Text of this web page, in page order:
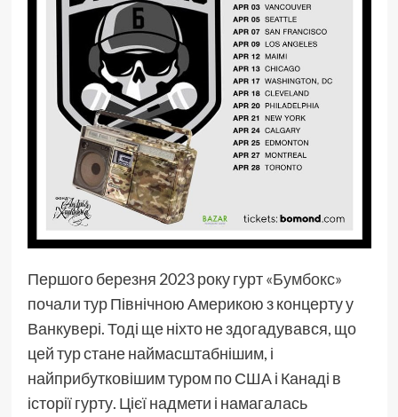
Першого березня 2023 року гурт«Бумбокс»
почали тур Північною Америкою з концерту у
Ванкувері. Тоді ще ніхто не здогадувався, що
цей тур стане наймасштабнішим, і
найприбутковішим туром по США і Канаді в
історії гурту. Цієї надмети і намагалась